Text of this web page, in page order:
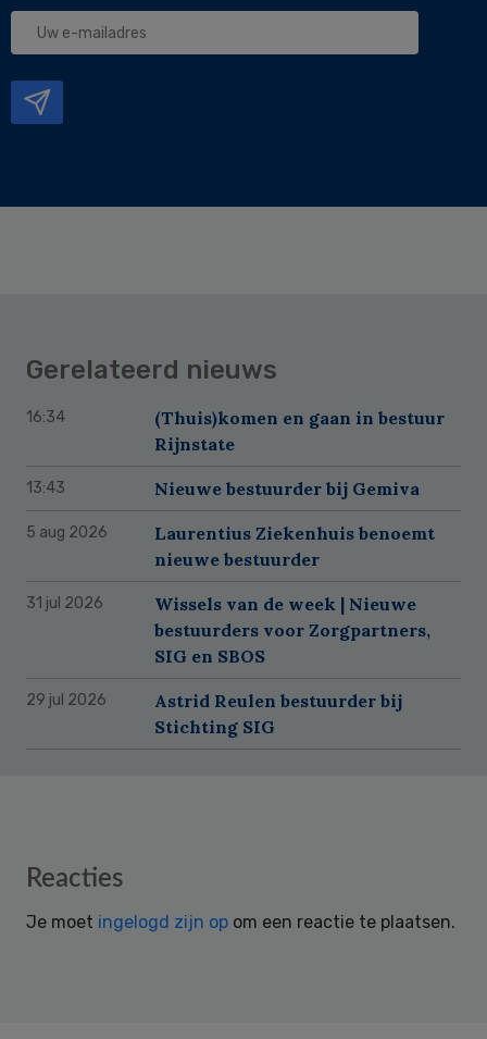
Uw
Gerelateerd nieuws
16:34
(Thuis)komen en gaan in bestuur
Rijnstate
13:43 Nieuwe bestuurder bij Gemiva
5 aug 2026
Laurentius Ziekenhuis benoemt
nieuwe bestuurder
31 jul 2026
Wissels van de week | Nieuwe
bestuurders voor Zorgpartners,
SIG en SBOS
29 jul 2026
Astrid Reulen bestuurder bij
Stichting SIG
Reader
Reacties
Je moet ingelogd zijn op om een reactie te plaatsen.